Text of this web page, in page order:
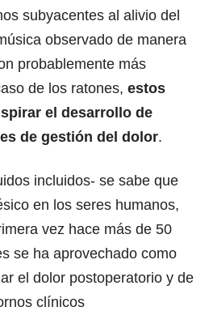
subyacentes al alivio del
observado de manera
probablemente más
de los ratones, estos
el desarrollo de
de gestión del dolor.
incluidos- se sabe que
en los seres humanos,
vez hace más de 50
se ha aprovechado como
el dolor postoperatorio y de
clínicos